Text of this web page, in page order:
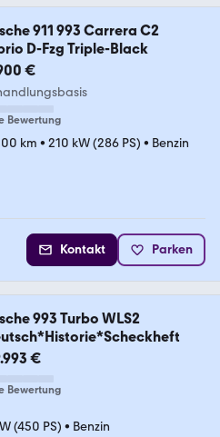
911 993 Carrera C2
D-Fzg Triple-Black
€
Bewertung
km • 210 kW (286 PS) • Benzin
Kontakt Parken
993 Turbo WLS2
€
Bewertung
(450 PS) • Benzin